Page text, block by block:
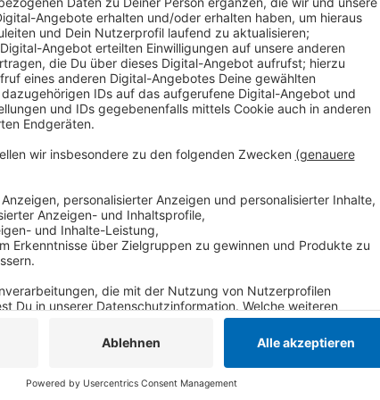
An den anderen Tagen gibt es unterschiedliche
noch geöffnet. Krefeld, Kempen und Tönisvorst haben von
geschlossen. Für wichtige Dinge ist aber ein Notdienst
standesamtlicher Bereitschaftsdienst für Sterbefälle. Auch
andere Einrichtungen sind zum Teil geöffnet.